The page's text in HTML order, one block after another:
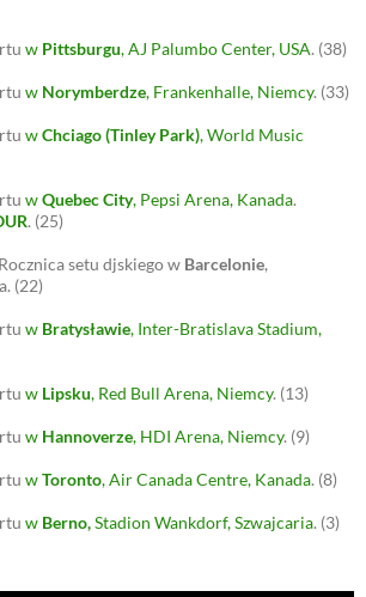
w Pittsburgu, AJ Palumbo Center, USA. (38)
w Norymberdze, Frankenhalle, Niemcy. (33)
wChciago (Tinley Park), World Music
wQuebec City, Pepsi Arena, Kanada.
. (25)
Rocznica setu djskiego w Barcelonie,
(22)
w Bratysławie, Inter-Bratislava Stadium,
w Lipsku, Red Bull Arena, Niemcy. (13)
w Hannoverze, HDI Arena, Niemcy. (9)
wToronto, Air Canada Centre, Kanada. (8)
w Berno,Stadion Wankdorf, Szwajcaria. (3)